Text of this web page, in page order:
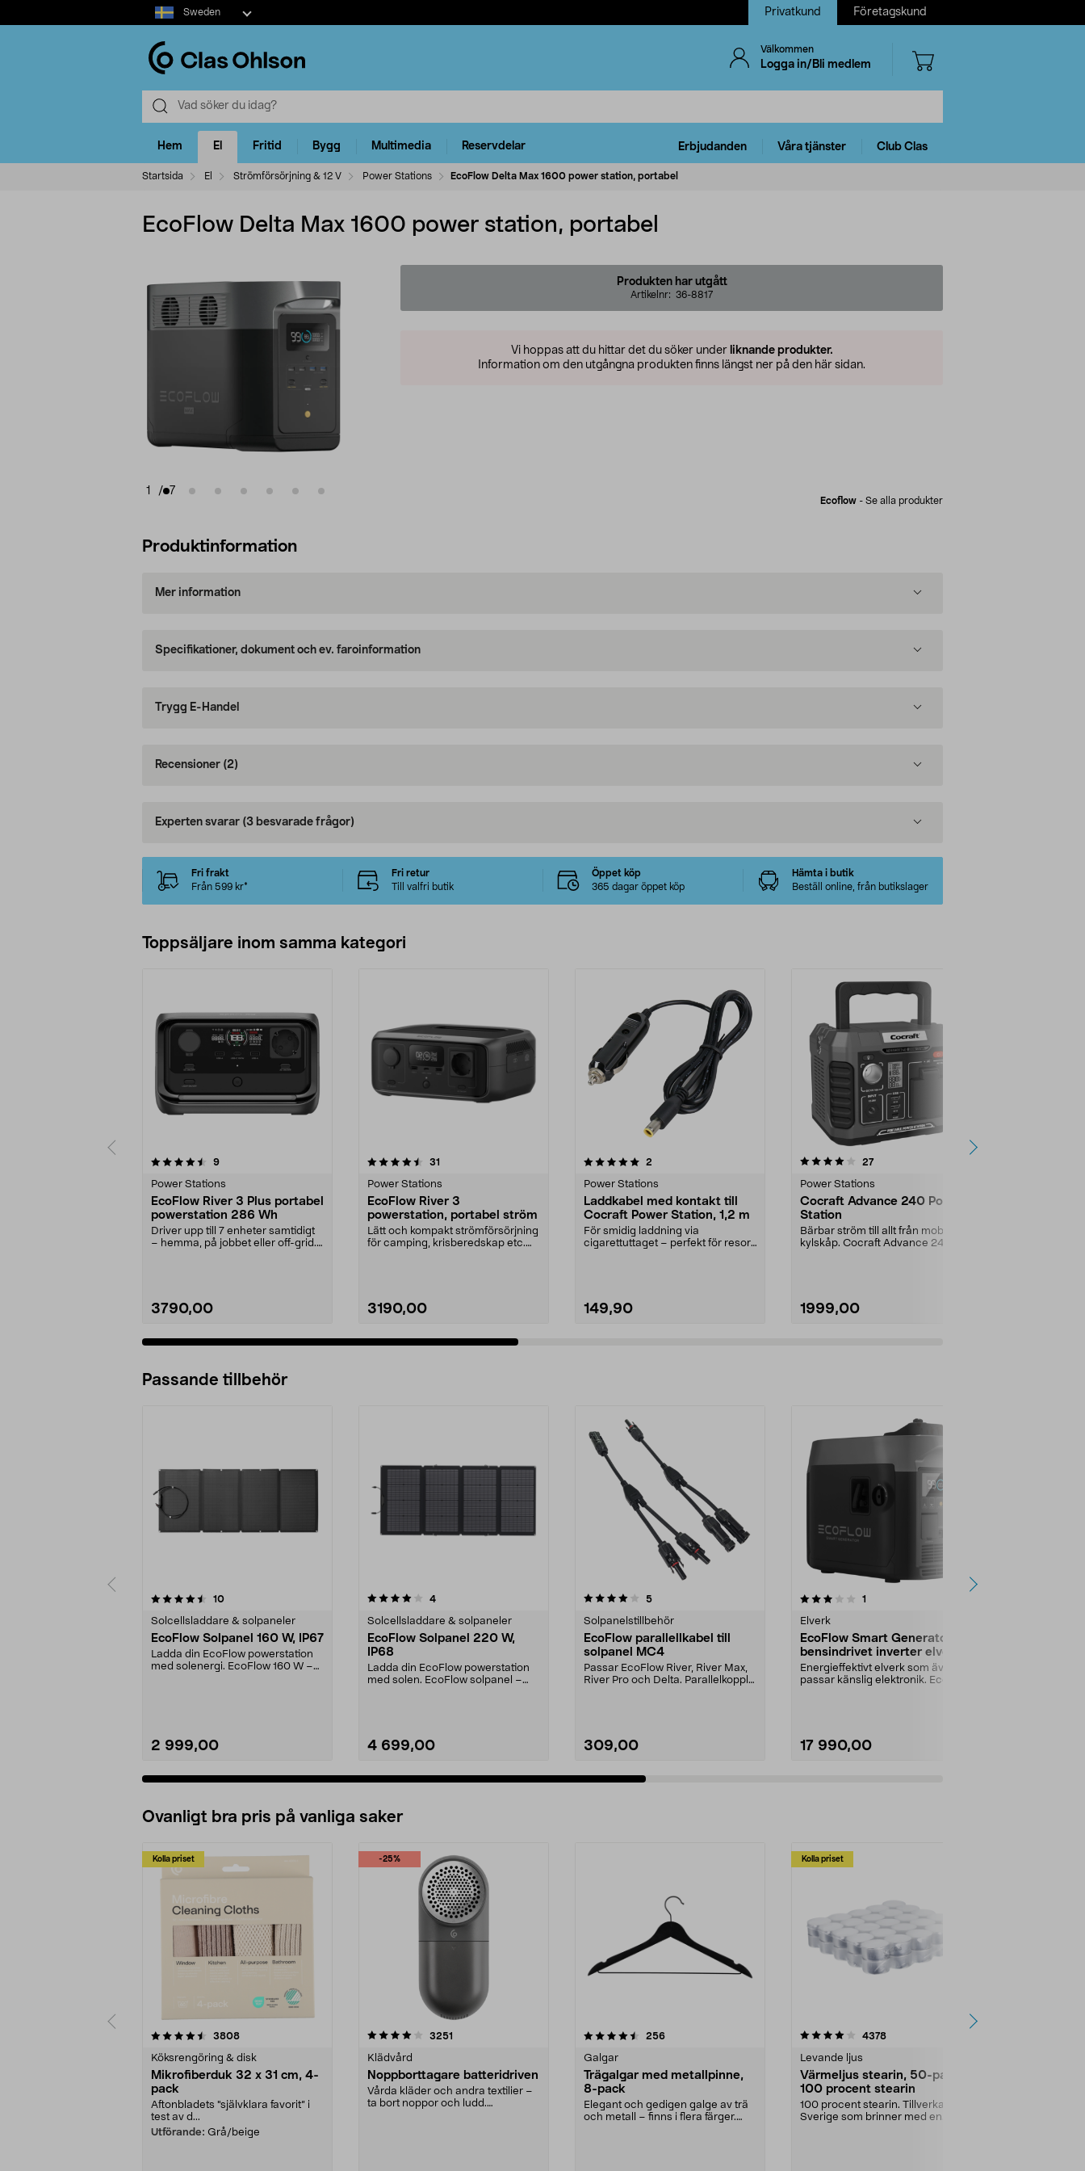
Select
market
Sweden Privatkund Företagskund
Välkommen
Logga in/Bli medlem
Hem El Fritid Bygg Multimedia Reservdelar Erbjudanden Våra tjänster Club Clas
Startsida El Strömförsörjning & 12 V Power Stations EcoFlow Delta Max 1600 power station, portabel
EcoFlow Delta Max 1600 power station, portabel
1 / 7
Produkten har utgått
Artikelnr: 36-8817
Vi hoppas att du hittar det du söker under liknande produkter.
Information om den utgångna produkten finns längst ner på den här sidan.
Ecoflow - Se alla produkter
Produktinformation
Mer information
Specifikationer, dokument och ev. faroinformation
Trygg E-Handel
Recensioner (2)
Experten svarar (3 besvarade frågor)
Fri frakt
Från 599 kr*
Fri retur
Till valfri butik
Öppet köp
365 dagar öppet köp
Hämta i butik
Beställ online, från butikslager
Toppsäljare inom samma kategori
9recensioner
Power Stations
EcoFlow River 3 Plus portabel
powerstation 286 Wh
Driver upp till 7 enheter samtidigt
– hemma, på jobbet eller off-grid.
3790,00
4.5 av 5 stjärnor 31
Power Stations
EcoFlow River 3
powerstation, portabel ström
Lätt och kompakt strömförsörjning
för camping, krisberedskap etc.
3190,00
5.0 av 5 stjärnor 2
Power Stations
Laddkabel med kontakt till
Cocraft Power Station, 1,2 m
För smidig laddning via
cigarettuttaget – perfekt för resor,
149,90
4.0 av 5 stjärnor 27recensioner
Power Stations
Cocraft Advance 240 Power
Station
Bärbar ström till allt från mobiler till
kylskåp. Cocraft Advance 240 –
1999,00
4.5 av 5 stjärnor
Passande tillbehör
10recensioner
Solcellsladdare & solpaneler
EcoFlow Solpanel 160 W, IP67
Ladda din EcoFlow powerstation
med solenergi. EcoFlow 160 W –
2 999,00
4.0av 5 stjärnor 4recensioner
Solcellsladdare & solpaneler
EcoFlow Solpanel 220 W,
IP68
Ladda din EcoFlow powerstation
med solen. EcoFlow solpanel –
4 699,00
4.0av 5 stjärnor 5recensioner
Solpanelstillbehör
EcoFlow parallellkabel till
solpanel MC4
Passar EcoFlow River, River Max,
River Pro och Delta. Parallelkoppla
309,00
3.0av 5 stjärnor 1
Elverk
EcoFlow Smart Generator,
bensindrivet inverter elverk
med WiFi
Energieffektivt elverk som även
passar känslig elektronik. EcoFlow
17 990,00
3.5av 5 stjärnor
Ovanligt bra pris på vanliga saker
Kolla priset
3808recensioner
Köksrengöring & disk
Mikrofiberduk 32 x 31 cm, 4-
pack
Aftonbladets "självklara favorit” i
test av d...
Utförande: Grå/beige
-25%
4.0av 5 stjärnor 3251
Klädvård
Noppborttagare batteridriven
Vårda kläder och andra textilier –
ta bort noppor och ludd.
4.5av 5 stjärnor 256recensioner
Galgar
Trägalgar med metallpinne,
8-pack
Elegant och gedigen galge av trä
och metall – finns i flera färger.
Kolla priset
4.0av 5 stjärnor 4378recensioner
Levande ljus
Värmeljus stearin, 50-pack,
100 procent stearin
100 procent stearin. Tillverkade i
Sverige som brinner med en
4.5av 5 stjärnor